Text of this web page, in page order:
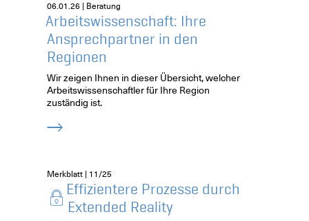
06.01.26 | Beratung
Arbeitswissenschaft: Ihre
Ansprechpartner in den
Regionen
Wir zeigen Ihnen in dieser Übersicht, welcher
Arbeitswissenschaftler für Ihre Region
zuständig ist.
Merkblatt | 11/25
Effizientere Prozesse durch
Extended Reality